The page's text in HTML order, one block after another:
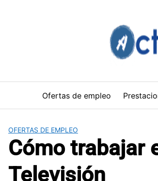
Ofertas de empleo
OFERTAS DE EMPLEO
Cómo trabajar
Televisión